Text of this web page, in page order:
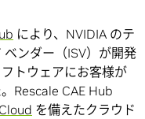
により、NVIDIA のテ
ンダー（ISV）が開発
トウェアにお客様が
Rescale CAE Hub
を備えたクラウド